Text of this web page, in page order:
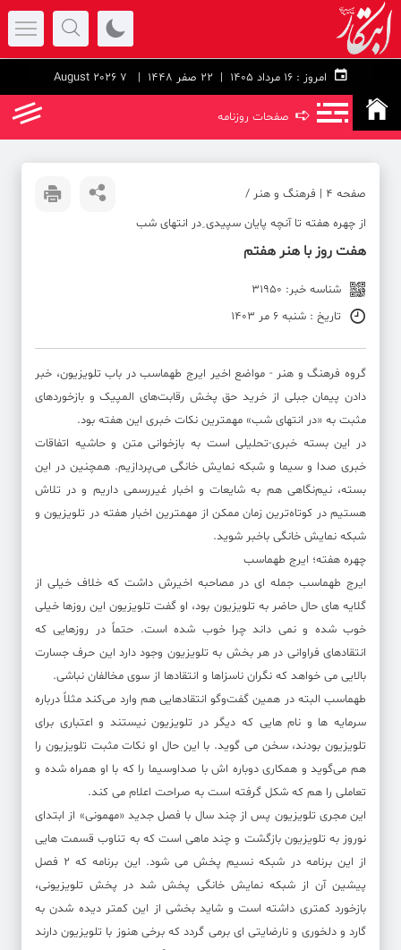
امروز : 22 صفر 1448 | 7 August 2026
➪ صفحات روزنامه
صفحه ۴ | فرهنگ و هنر /
از چهره هفته تا آنچه پایان سپیدی ِدر انتهای شب
هفت روز با هنر هفتم
شناسه خبر: 31950
تاریخ : شنبه 6 مر 1403
گروه فرهنگ و هنر - مواضع اخیر ایرج طهماسب در باب تلویزیون، خبر
دادن پیمان جبلی از خرید حق پخش رقابت‌های المپیک و بازخوردهای
مثبت به «در انتهای شب» مهمترین نکات خبری این هفته بود.
در این بسته خبری-تحلیلی است به بازخوانی متن و حاشیه اتفاقات
خبری صدا و سیما و شبکه نمایش خانگی می‌پردازیم. همچنین در این
بسته، نیم‌نگاهی هم به شایعات و اخبار غیررسمی داریم و در تلاش
هستیم در کوتاه‌ترین زمان ممکن از مهمترین اخبار هفته در تلویزیون و
شبکه نمایش خانگی باخبر شوید.
چهره هفته؛ ایرج طهماسب
ایرج طهماسب جمله ای در مصاحبه اخیرش داشت که خلاف خیلی از
گلایه های حال حاضر به تلویزیون بود، او گفت تلویزیون این روزها خیلی
خوب شده و نمی داند چرا خوب شده است. حتماً در روزهایی که
انتقادهای فراوانی در هر بخش به تلویزیون وجود دارد این حرف جسارت
بالایی می خواهد که نگران ناسزاها و انتقادها از سوی مخالفان نباشی.
طهماسب البته در همین گفت‌وگو انتقادهایی هم وارد می‌کند مثلاً درباره
سرمایه ها و نام هایی که دیگر در تلویزیون نیستند و اعتباری برای
تلویزیون بودند، سخن می گوید. با این حال او نکات مثبت تلویزیون را
هم می‌گوید و همکاری دوباره اش با صداوسیما را که با او همراه شده و
تعاملی را هم که شکل گرفته است به صراحت اعلام می کند.
این مجری تلویزیون پس از چند سال با فصل جدید «مهمونی» از ابتدای
نوروز به تلویزیون بازگشت و چند ماهی است که به تناوب قسمت هایی
از این برنامه در شبکه نسیم پخش می شود. این برنامه که ۲ فصل
پیشین آن از شبکه نمایش خانگی پخش شد در پخش تلویزیونی،
بازخورد کمتری داشته است و شاید بخشی از این کمتر دیده شدن به
گارد و دلخوری و نارضایتی ای برمی گردد که برخی هنوز با تلویزیون دارند